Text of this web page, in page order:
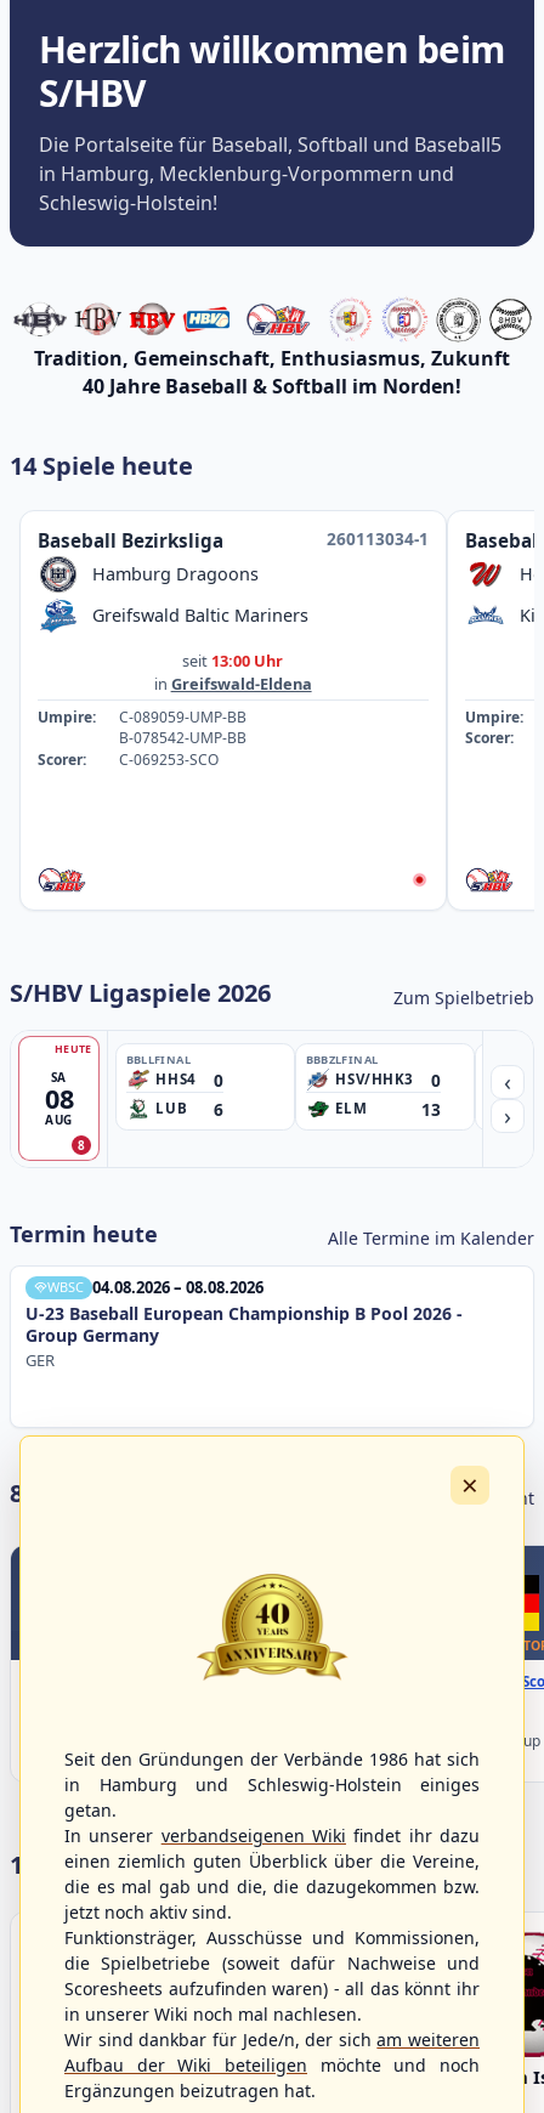
Herzlich willkommen beim
S/HBV
Die Portalseite für Baseball, Softball und Baseball5
in Hamburg, Mecklenburg-Vorpommern und
Schleswig-Holstein!
Tradition, Gemeinschaft, Enthusiasmus, Zukunft
40 Jahre Baseball & Softball im Norden!
14 Spiele heute
Baseball Bezirksliga
260113034-1
Hamburg Dragoons
Greifswald Baltic Mariners
seit 13:00 Uhr
in Greifswald-Eldena
Umpire:
C-089059-UMP-BB
B-078542-UMP-BB
Scorer:
C-069253-SCO
Umpire:
Scorer:
S/HBV Ligaspiele 2026 Zum Spielbetrieb
SA
08
AUG
HEUTE
8
BBLLFINAL
HHS4 0
LUB 6
BBBZLFINAL
HSV/HHK3 0
ELM 13
‹
›
Termin heute Alle Termine im Kalender
WBSC 04.08.2026 – 08.08.2026
U-23 Baseball European Championship B Pool 2026 -
Group Germany
GER
8 Livestreams heute Livestream Übersicht
BOTTOM 2
Box-Score
WBSC Europe
16:00 Uhr Box-
Championship B Pool 2026 - Group
Germany
17 Vereine im S/HBV
Bargenstedt
Beavers
Elmshorn Alligators Fehmarn
×
Seit den Gründungen der Verbände 1986 hat sich
in Hamburg und Schleswig-Holstein einiges
getan.
In unserer verbandseigenen Wiki findet ihr dazu
einen ziemlich guten Überblick über die Vereine,
die es mal gab und die, die dazugekommen bzw.
jetzt noch aktiv sind.
Funktionsträger, Ausschüsse und Kommissionen,
die Spielbetriebe (soweit dafür Nachweise und
Scoresheets aufzufinden waren) - all das könnt ihr
in unserer Wiki noch mal nachlesen.
Wir sind dankbar für Jede/n, der sicham weiteren
Aufbau der Wiki beteiligen möchte und noch
Ergänzungen beizutragen hat.